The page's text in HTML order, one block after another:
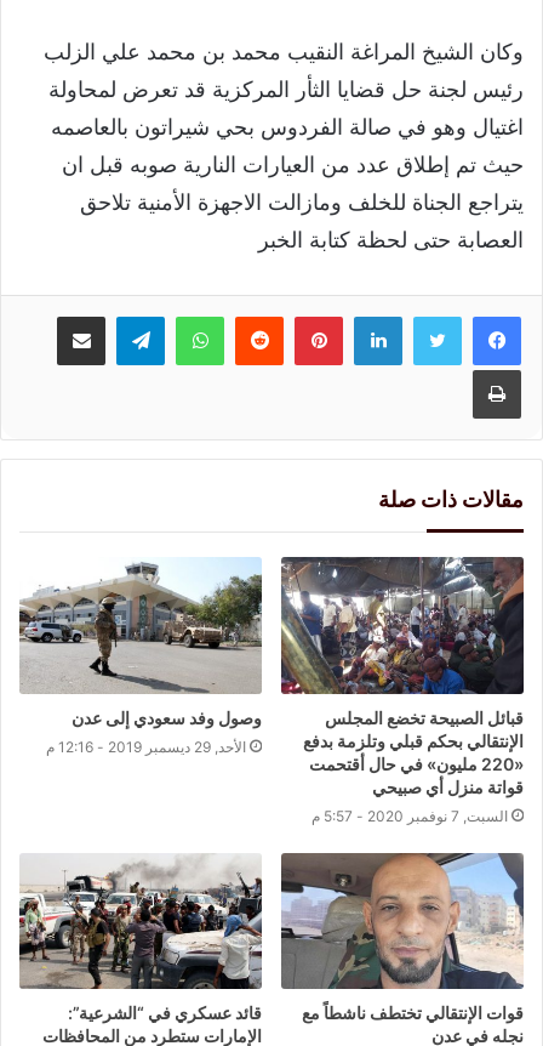
وكان الشيخ المراغة النقيب محمد بن محمد علي الزلب
رئيس لجنة حل قضايا الثأر المركزية قد تعرض لمحاولة
اغتيال وهو في صالة الفردوس بحي شيراتون بالعاصمه
حيث تم إطلاق عدد من العيارات النارية صوبه قبل ان
يتراجع الجناة للخلف ومازالت الاجهزة الأمنية تلاحق
العصابة حتى لحظة كتابة الخبر
لينكدإنبينتيريست واتسابتيلقرام مشاركة عبر البريد
طباعة
مقالات ذات صلة
قبائل الصبيحة تخضع المجلس
الإنتقالي بحكم قبلي وتلزمة بدفع
«220 مليون» في حال أقتحمت
قواتة منزل أي صبيحي
السبت, 7 نوفمبر 2020 - 5:57 م
وصول وفد سعودي إلى عدن
الأحد, 29 ديسمبر 2019 - 12:16 م
قوات الإنتقالي تختطف ناشطاً مع
نجله في عدن
قائد عسكري في “الشرعية”:
الإمارات ستطرد من المحافظات